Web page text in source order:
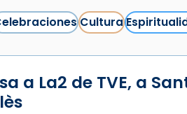
Cultura
a La2 de TVE, a